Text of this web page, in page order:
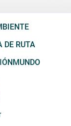
DE RUTA
MUNDO